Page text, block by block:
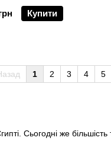
Сьогодні же більшість
Купити
1 2 3 4 5